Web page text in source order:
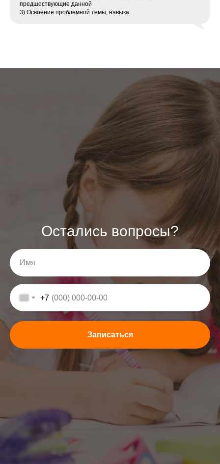
предшествующие данной
3) Освоение проблемной темы, навыка
Остались вопросы?
+7
Записаться